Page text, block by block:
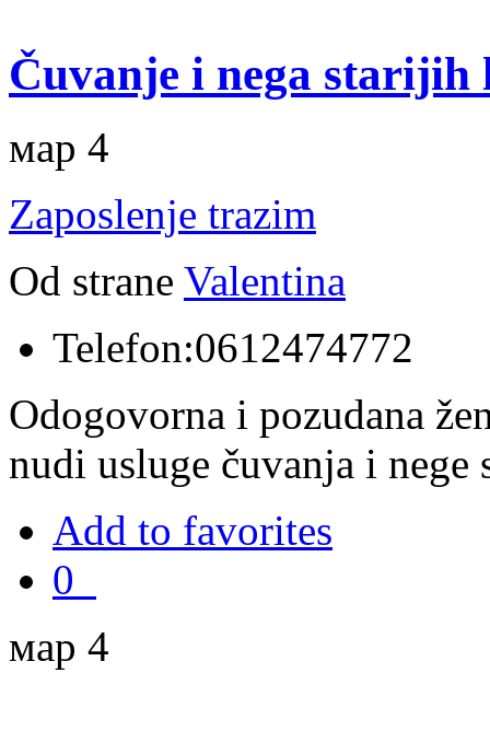
Čuvanje i nega starijih
мар 4
Zaposlenje trazim
Od strane Valentina
Telefon:0612474772
Odogovorna i pozudana
nudi usluge čuvanja i nege
Add to favorites
0
мар 4